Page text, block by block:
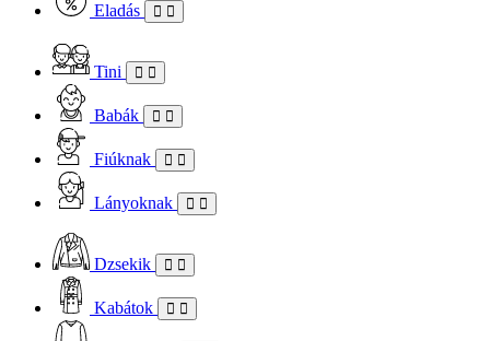
Eladás
Tini
Babák
Fiúknak
Lányoknak
Dzsekik
Kabátok